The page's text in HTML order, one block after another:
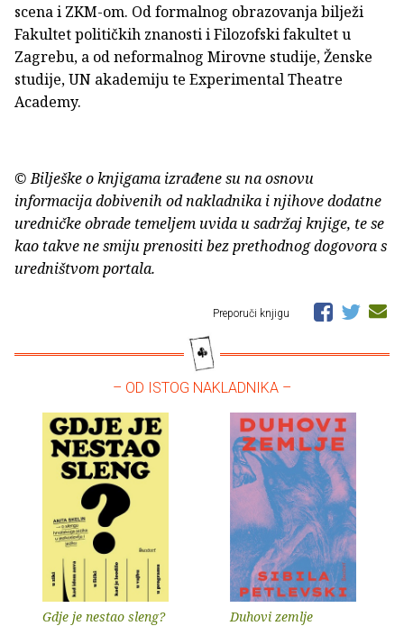
scena i ZKM-om. Od formalnog obrazovanja bilježi
Fakultet političkih znanosti i Filozofski fakultet u
Zagrebu, a od neformalnog Mirovne studije, Ženske
studije, UN akademiju te Experimental Theatre
Academy.
© Bilješke o knjigama izrađene su na osnovu
informacija dobivenih od nakladnika i njihove dodatne
uredničke obrade temeljem uvida u sadržaj knjige, te se
kao takve ne smiju prenositi bez prethodnog dogovora s
uredništvom portala.
Preporuči knjigu
– OD ISTOG NAKLADNIKA –
Gdje je nestao sleng? Duhovi zemlje